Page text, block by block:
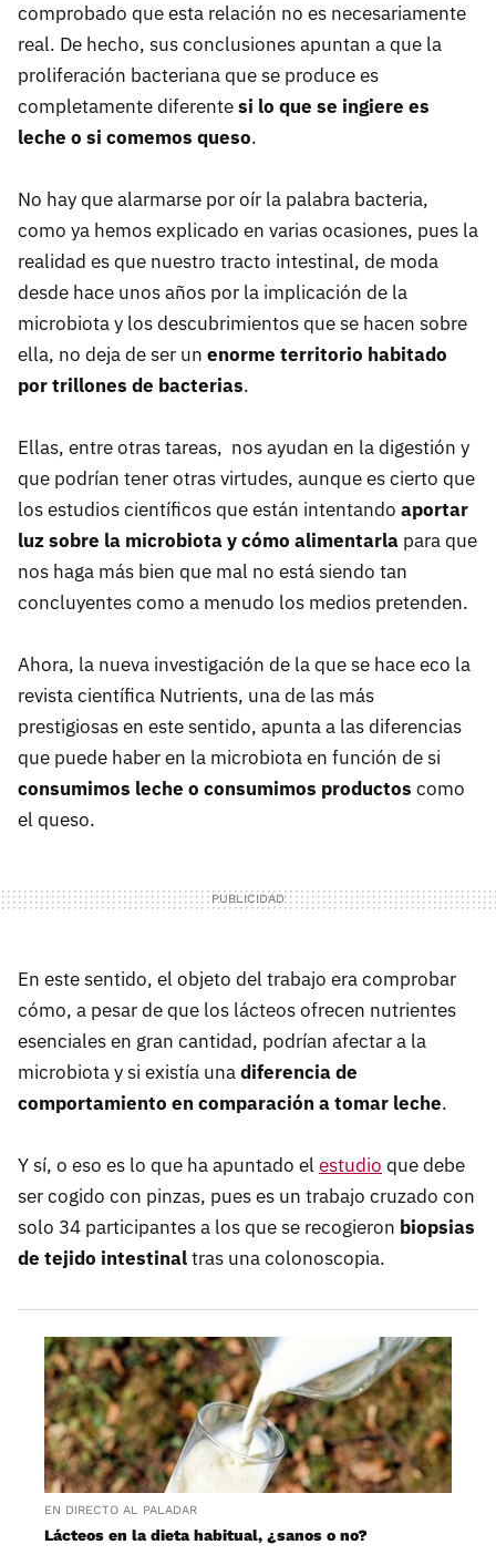
comprobado que esta relación no es necesariamente
real. De hecho, sus conclusiones apuntan a que la
proliferación bacteriana que se produce es
completamente diferentesi lo que se ingiere es
leche o si comemos queso.
No hay que alarmarse por oír la palabra bacteria,
como ya hemos explicado en varias ocasiones, pues la
realidad es que nuestro tracto intestinal, de moda
desde hace unos años por la implicación de la
microbiota y los descubrimientos que se hacen sobre
ella, no deja de ser un enorme territorio habitado
por trillones de bacterias.
Ellas, entre otras tareas, nos ayudan en la digestión y
que podrían tener otras virtudes, aunque es cierto que
los estudios científicos que están intentando aportar
luz sobre la microbiota y cómo alimentarla para que
nos haga más bien que mal no está siendo tan
concluyentes como a menudo los medios pretenden.
Ahora, la nueva investigación de la que se hace eco la
revista científica Nutrients, una de las más
prestigiosas en este sentido, apunta a las diferencias
que puede haber en la microbiota en función de si
consumimos leche o consumimos productos como
el queso.
En este sentido, el objeto del trabajo era comprobar
cómo, a pesar de que los lácteos ofrecen nutrientes
esenciales en gran cantidad, podrían afectar a la
microbiota y si existía unadiferencia de
comportamiento en comparación a tomar leche.
Y sí, o eso es lo que ha apuntado el estudio que debe
ser cogido con pinzas, pues es un trabajo cruzado con
solo 34 participantes a los que se recogieron biopsias
de tejido intestinaltras una colonoscopia.
EN DIRECTO AL PALADAR
Lácteos en la dieta habitual, ¿sanos o no?